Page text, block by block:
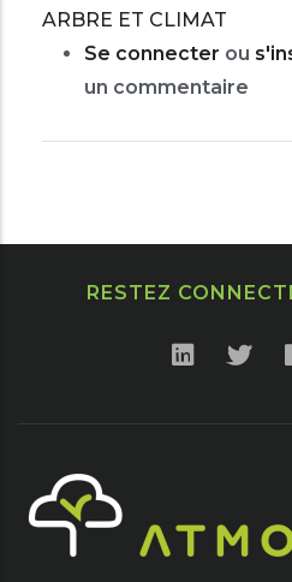
ARBRE ET CLIMAT
Se connecter ou
un commentaire
RESTEZ